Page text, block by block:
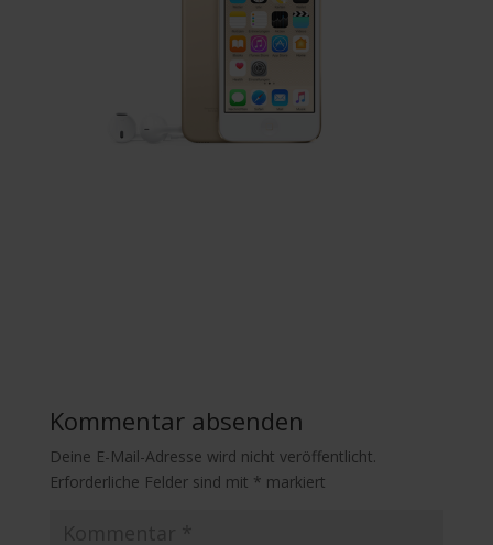
Kommentar absenden
Deine E-Mail-Adresse wird nicht veröffentlicht.
Erforderliche Felder sind mit * markiert